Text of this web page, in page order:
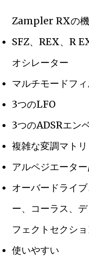
Zampler RXの
SFZ、REX、R
オシレーター
マルチモードフ
3つのLFO
3つのADSRエン
複雑な変調マト
アルペジエータ
オーバードライ
ー、コーラス、
フェクトセクシ
使いやすい